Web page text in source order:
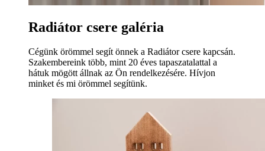
Radiátor csere galéria
Cégünk örömmel segít önnek a Radiátor csere kapcsán.
Szakembereink több, mint 20 éves tapaszatalattal a
hátuk mögött állnak az Ön rendelkezésére. Hívjon
minket és mi örömmel segítünk.